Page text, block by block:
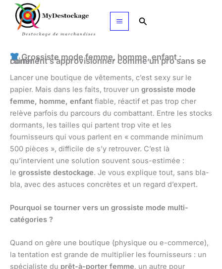
Aller
contenu
Rechercher
Grossiste mode femme, homme, enfant :
comment s’approvisionner comme un pro sans se ruiner ?
Lancer une boutique de vêtements, c’est sexy sur le
papier. Mais dans les faits, trouver un grossiste mode
femme, homme, enfant fiable, réactif et pas trop cher
relève parfois du parcours du combattant. Entre les stocks
dormants, les tailles qui partent trop vite et les
fournisseurs qui vous parlent en « commande minimum
500 pièces », difficile de s’y retrouver. C’est là
qu’intervient une solution souvent sous-estimée :
le grossiste destockage. Je vous explique tout, sans bla-
bla, avec des astuces concrètes et un regard d’expert.
Pourquoi se tourner vers un grossiste mode multi-
catégories ?
Quand on gère une boutique (physique ou e-commerce),
la tentation est grande de multiplier les fournisseurs : un
spécialiste du prêt-à-porter femme, un autre pour